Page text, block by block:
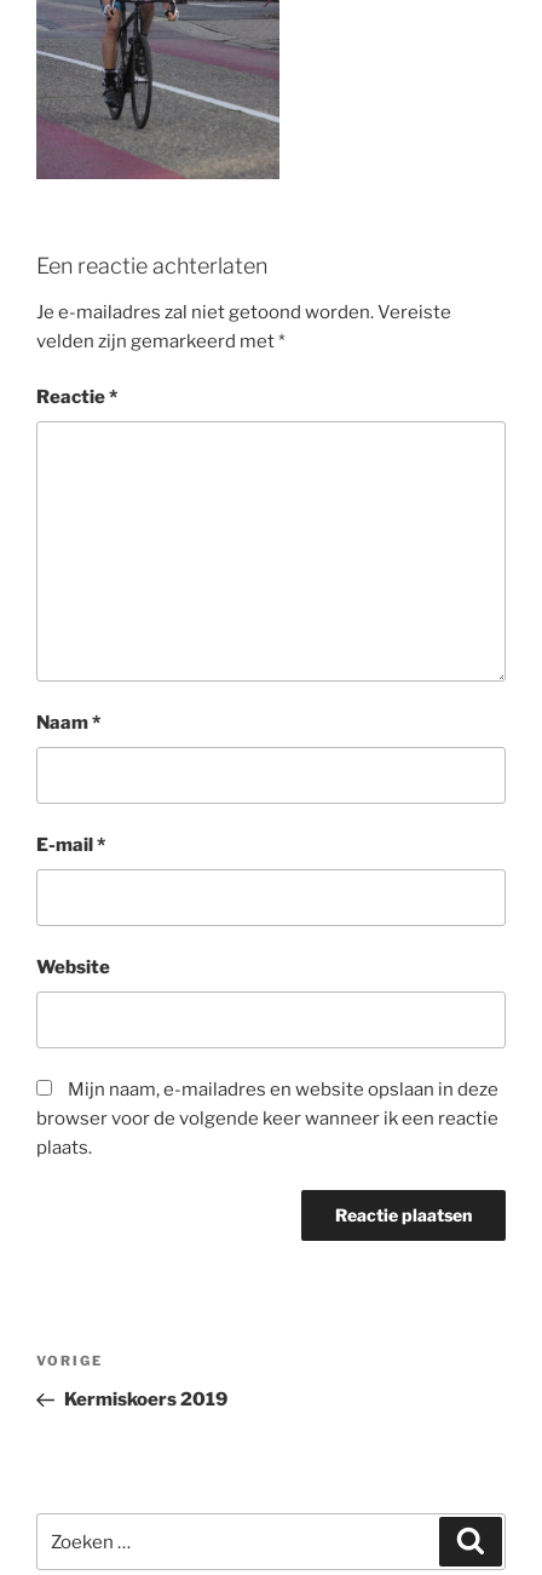
k
Een reactie achterlaten
Je e-mailadres zal niet getoond worden.Vereiste
velden zijn gemarkeerd met*
Reactie*
Naam*
E-mail *
Website
Mijn naam, e-mailadres en website opslaan in deze
browser voor de volgende keer wanneer ik een reactie
plaats.
Berichtnavigatie
Vorig
bericht
VORIGE
Kermiskoers 2019
naar: